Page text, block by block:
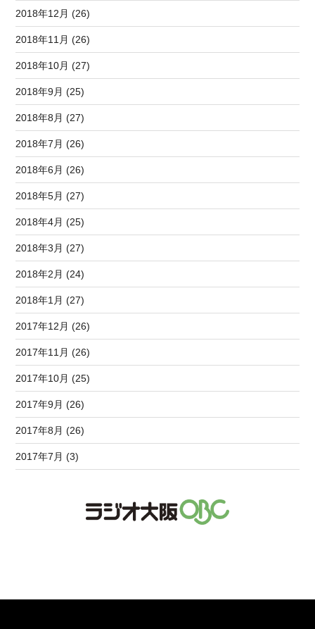
2018年12月 (26)
2018年11月 (26)
2018年10月 (27)
2018年9月 (25)
2018年8月 (27)
2018年7月 (26)
2018年6月 (26)
2018年5月 (27)
2018年4月 (25)
2018年3月 (27)
2018年2月 (24)
2018年1月 (27)
2017年12月 (26)
2017年11月 (26)
2017年10月 (25)
2017年9月 (26)
2017年8月 (26)
2017年7月 (3)